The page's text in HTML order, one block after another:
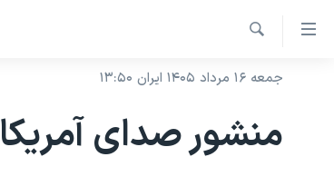
لینکهای
قابل
دسترسی
نسخه سبک وب‌سایت
موضوع ها
جستجو
جمعه ۱۶ مرداد ۱۴۰۵ ایران ۱۳:۵۰
منشور صدای آمریکا